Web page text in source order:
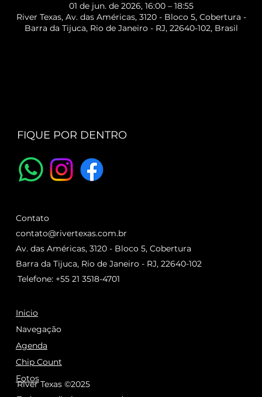
01 de jun. de 2026, 16:00 – 18:55
River Texas, Av. das Américas, 3120 - Bloco 5, Cobertura -
Barra da Tijuca, Rio de Janeiro - RJ, 22640-102, Brasil
FIQUE POR DENTRO
Inicio
Agenda
Chip Count
Navegação
Fotos
River Texas ©2025
Contato
contato@rivertexas.com.br
Telefone: +55 21 3518-4701
Av. das Américas, 3120 - Bloco 5, Cobertura
Barra da Tijuca, Rio de Janeiro - RJ, 22640-102